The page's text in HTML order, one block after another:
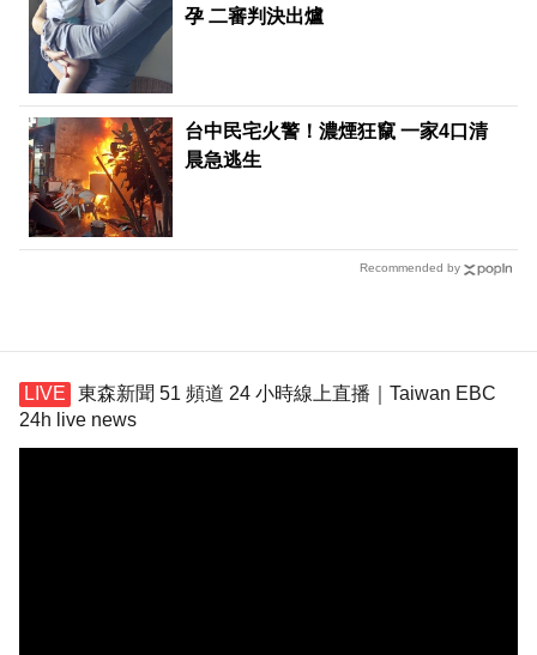
孕 二審判決出爐
台中民宅火警！濃煙狂竄 一家4口清
晨急逃生
Recommended by
東森新聞 51 頻道 24 小時線上直播｜Taiwan EBC
24h live news